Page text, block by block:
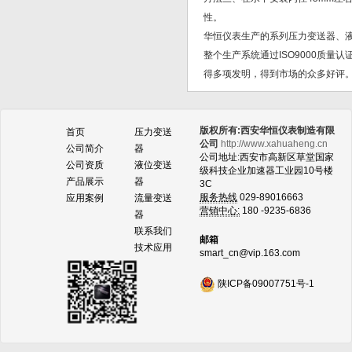
性。
华恒仪表生产的系列压力变送器、
整个生产系统通过ISO9000质量认
得多项发明，得到市场的众多好评
首页
公司简介
公司资质
产品展示
应用案例
压力变送
器
液位变送
器
流量变送
器
联系我们
技术应用
版权所有:西安华恒仪表制造有限
公司 http://www.xahuaheng.cn
公司地址:西安市高新区草堂国家
级科技企业加速器工业园10号楼
3C
服务热线 029-89016663
营销中心: 180 -9235-6836
邮箱
smart_cn@vip.163.com
陕ICP备09007751号-1